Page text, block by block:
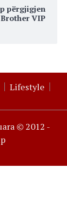
përgjigjen
VIP
Lifestyle
© 2012 -